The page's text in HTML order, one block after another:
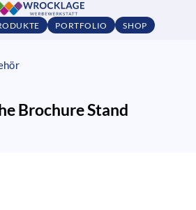
PORTFOLIO SHOP
Brochure Stand